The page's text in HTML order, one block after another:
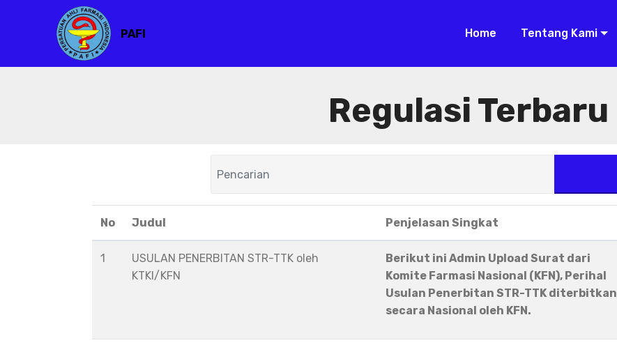
PAFI Home Tentang Kami
Regulasi Terbaru
No Judul Penjelasan Singkat
1
USULAN PENERBITAN STR-TTK oleh
KTKI/KFN
Berikut ini Admin Upload Surat dari
Komite Farmasi Nasional (KFN), Perihal
Usulan Penerbitan STR-TTK diterbitkan
secara Nasional oleh KFN.